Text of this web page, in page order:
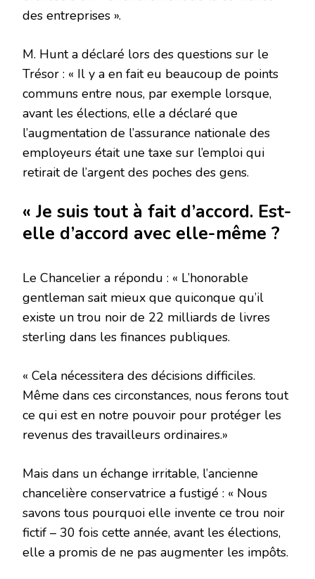
des entreprises ».
M. Hunt a déclaré lors des questions sur le
Trésor : « Il y a en fait eu beaucoup de points
communs entre nous, par exemple lorsque,
avant les élections, elle a déclaré que
l’augmentation de l’assurance nationale des
employeurs était une taxe sur l’emploi qui
retirait de l’argent des poches des gens.
« Je suis tout à fait d’accord. Est-
elle d’accord avec elle-même ?
Le Chancelier a répondu : « L’honorable
gentleman sait mieux que quiconque qu’il
existe un trou noir de 22 milliards de livres
sterling dans les finances publiques.
« Cela nécessitera des décisions difficiles.
Même dans ces circonstances, nous ferons tout
ce qui est en notre pouvoir pour protéger les
revenus des travailleurs ordinaires.»
Mais dans un échange irritable, l’ancienne
chancelière conservatrice a fustigé : « Nous
savons tous pourquoi elle invente ce trou noir
fictif – 30 fois cette année, avant les élections,
elle a promis de ne pas augmenter les impôts.